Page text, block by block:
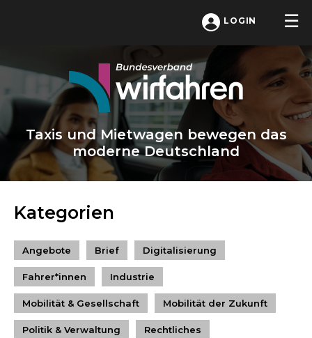
LOGIN
Taxis und Mietwagen bewegen das
moderne Deutschland
Kategorien
Angebote Brief Digitalisierung
Fahrer*innen Industrie
Mobilität & Gesellschaft Mobilität der Zukunft
Politik & Verwaltung Rechtliches